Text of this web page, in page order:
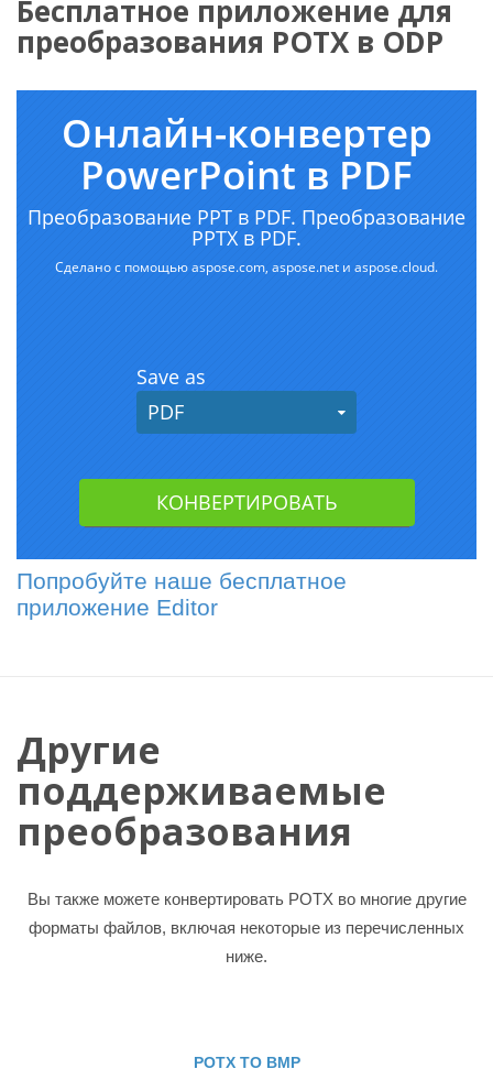
Бесплатное приложение для
преобразования POTX в ODP
Попробуйте наше бесплатное
приложение Editor
Другие
поддерживаемые
преобразования
Вы также можете конвертировать POTX во многие другие
форматы файлов, включая некоторые из перечисленных
ниже.
POTX TO BMP